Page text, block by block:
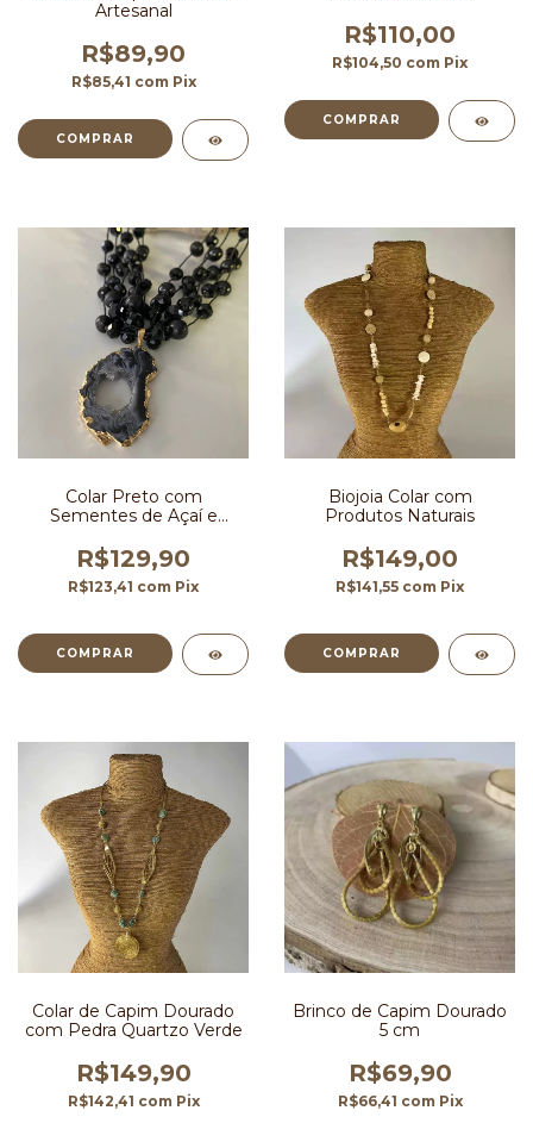
Artesanal
R$89,90
R$85,41 com Pix
R$110,00
R$104,50 com Pix
Colar Preto com
Sementes de Açaí e
R$129,90
R$123,41 com Pix
Biojoia Colar com
Produtos Naturais
R$149,00
R$141,55 com Pix
Colar de Capim Dourado
com Pedra Quartzo Verde
R$149,90
R$142,41 com Pix
Brinco de Capim Dourado
5 cm
R$69,90
R$66,41 com Pix